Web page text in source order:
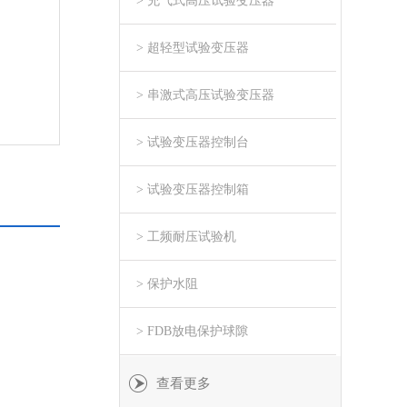
> 超轻型试验变压器
> 串激式高压试验变压器
> 试验变压器控制台
> 试验变压器控制箱
> 工频耐压试验机
> 保护水阻
> FDB放电保护球隙
查看更多